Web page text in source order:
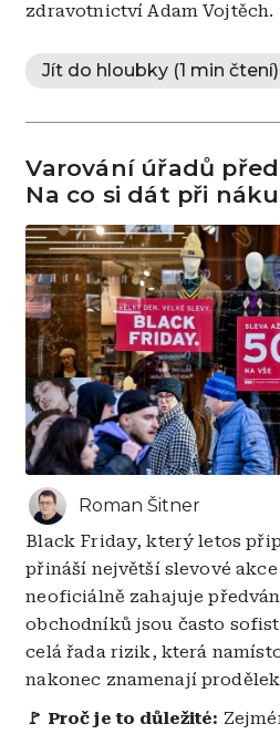
zdravotnictví Adam Vojtěch.
Jít do hloubky (1 min čtení)
Varování úřadů
Na co si dát při
Roman Šitner
Black Friday, který letos
přináší největší slevové
neoficiálně zahajuje
obchodníků jsou často
celá řada rizik, která
nakonec znamenají
🚩 Proč je to důležité: